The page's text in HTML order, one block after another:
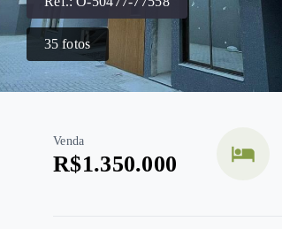
35 fotos
Venda
R$1.350.000